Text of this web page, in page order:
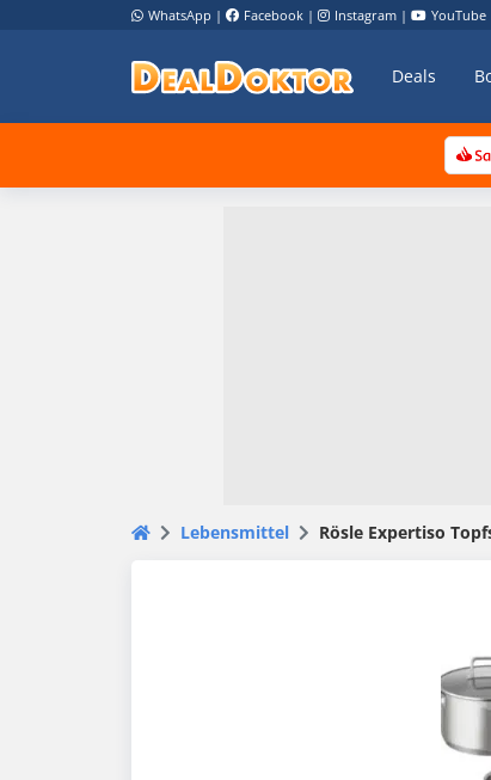
WhatsApp | Facebook | Instagram | YouTube
Deals
Lebensmittel Rösle Expertiso